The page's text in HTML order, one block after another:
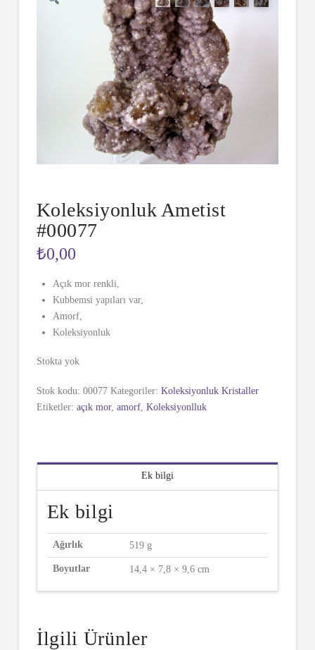
Koleksiyonluk Ametist
#00077
₺0,00
Açık mor renkli,
Kubbemsi yapıları var,
Amorf,
Koleksiyonluk
Stokta yok
Stok kodu: 00077 Kategoriler: Koleksiyonluk Kristaller
Etiketler: açık mor, amorf, Koleksiyonlluk
Ek bilgi
Ek bilgi
Ağırlık 519 g
Boyutlar 14,4 × 7,8 × 9,6 cm
İlgili Ürünler